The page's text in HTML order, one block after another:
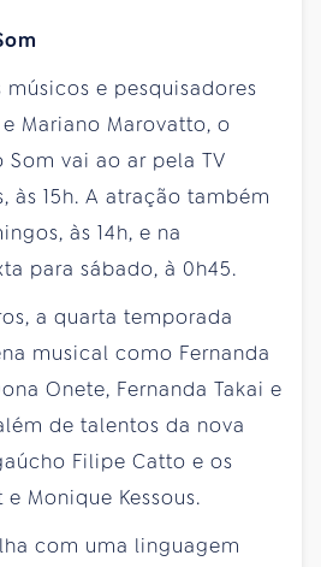
e pesquisadores
Mariano Marovatto, o
Som vai ao ar pela TV
às 15h. A atração também
às 14h, e na
para sábado, à 0h45.
a quarta temporada
musical como Fernanda
Onete, Fernanda Takai e
de talentos da nova
Filipe Catto e os
Monique Kessous.
com uma linguagem